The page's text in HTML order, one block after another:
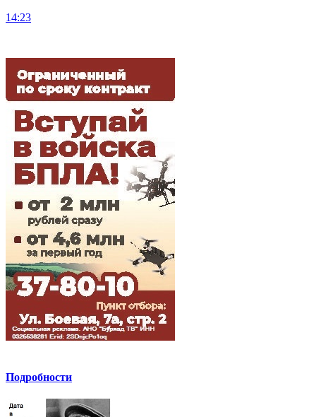
14:23
Подробности